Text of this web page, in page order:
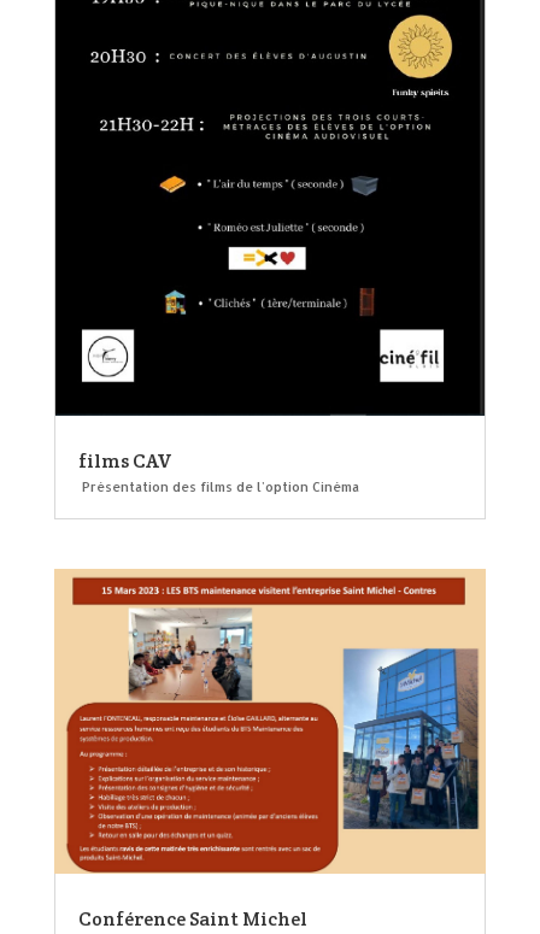
films CAV
Présentation des films de l'option Cinéma
Conférence Saint Michel